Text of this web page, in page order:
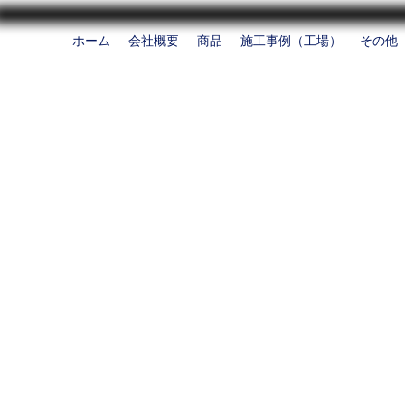
ホーム 会社概要 商品 施工事例（工場） その他